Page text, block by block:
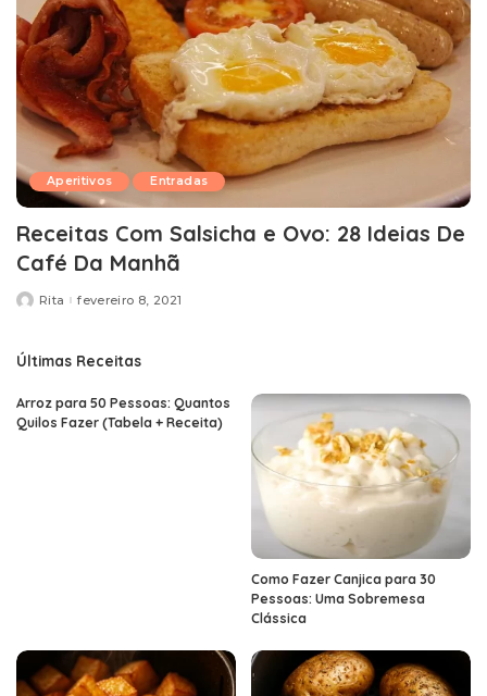
Aperitivos Entradas
Receitas Com Salsicha e Ovo: 28 Ideias De
Café Da Manhã
Posted
Rita fevereiro 8, 2021
Últimas Receitas
Arroz para 50 Pessoas: Quantos
Quilos Fazer (Tabela + Receita)
Como Fazer Canjica para 30
Pessoas: Uma Sobremesa
Clássica